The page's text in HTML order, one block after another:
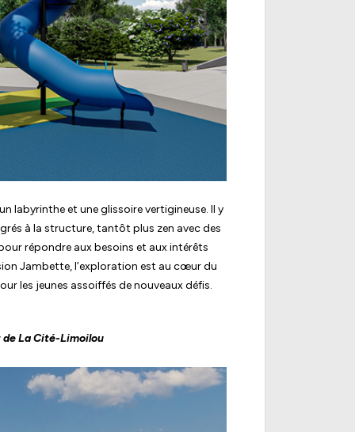
labyrinthe et une glissoire vertigineuse. Il y
à la structure, tantôt plus zen avec des
répondre aux besoins et aux intérêts
Jambette, l’exploration est au cœur du
les jeunes assoiffés de nouveaux défis.
de La Cité-Limoilou